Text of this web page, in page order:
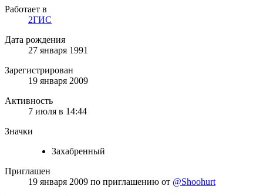
Работает в
2ГИС
Дата рождения
27 января 1991
Зарегистрирован
19 января 2009
Активность
7 июля в 14:44
Значки
Захабренный
Приглашен
19 января 2009 по приглашению от @Shoohurt